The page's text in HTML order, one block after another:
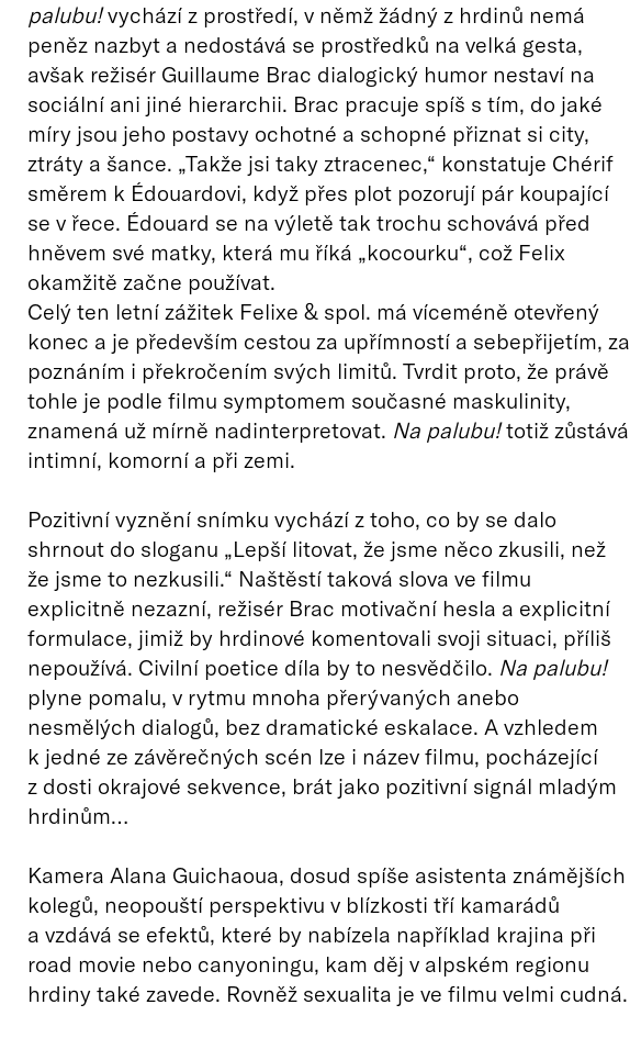
palubu!vychází z prostředí, v němž žádný z hrdinů nemá
peněz nazbyt a nedostává se prostředků na velká gesta,
avšak režisér Guillaume Brac dialogický humor nestaví na
sociální ani jiné hierarchii. Brac pracuje spíš s tím, do jaké
míry jsou jeho postavy ochotné a schopné přiznat si city,
ztráty a šance. „Takže jsi taky ztracenec,“ konstatuje Chérif
směrem k Édouardovi, když přes plot pozorují pár koupající
se v řece. Édouard se na výletě tak trochu schovává před
hněvem své matky, která mu říká „kocourku“, což Felix
okamžitě začne používat.
Celý ten letní zážitek Felixe & spol. má víceméně otevřený
konec a je především cestou za upřímností a sebepřijetím, za
poznáním i překročením svých limitů. Tvrdit proto, že právě
tohle je podle filmu symptomem současné maskulinity,
znamená už mírně nadinterpretovat. Na palubu!totiž zůstává
intimní, komorní a při zemi.
Pozitivní vyznění snímku vychází z toho, co by se dalo
shrnout do sloganu „Lepší litovat, že jsme něco zkusili, než
že jsme to nezkusili.“ Naštěstí taková slova ve filmu
explicitně nezazní, režisér Brac motivační hesla a explicitní
formulace, jimiž by hrdinové komentovali svoji situaci, příliš
nepoužívá. Civilní poetice díla by to nesvědčilo. Na palubu!
plyne pomalu, v rytmu mnoha přerývaných anebo
nesmělých dialogů, bez dramatické eskalace. A vzhledem
k jedné ze závěrečných scén lze i název filmu, pocházející
z dosti okrajové sekvence, brát jako pozitivní signál mladým
hrdinům…
Kamera Alana Guichaoua, dosud spíše asistenta známějších
kolegů, neopouští perspektivu v blízkosti tří kamarádů
a vzdává se efektů, které by nabízela například krajina při
road movie nebo canyoningu, kam děj v alpském regionu
hrdiny také zavede. Rovněž sexualita je ve filmu velmi cudná.